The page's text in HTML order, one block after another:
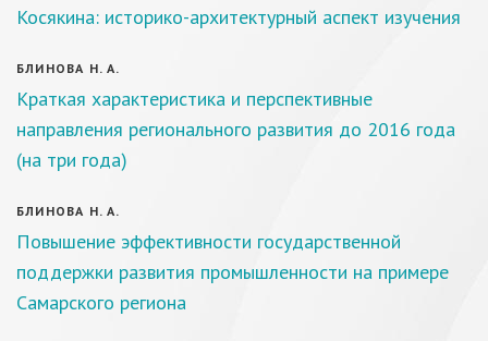
Косякина: историко-архитектурный аспект изучения
БЛИНОВА Н. А.
Краткая характеристика и перспективные
направления регионального развития до 2016 года
(на три года)
БЛИНОВА Н. А.
Повышение эффективности государственной
поддержки развития промышленности на примере
Самарского региона